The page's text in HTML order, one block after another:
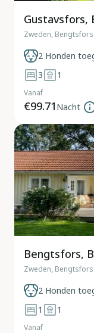
Gustavsfors,
Zweden,
2 Honden
3
1
Vanaf
€99.71 Nacht
Bengtsfors,
Zweden,
2 Honden
1
1
Vanaf